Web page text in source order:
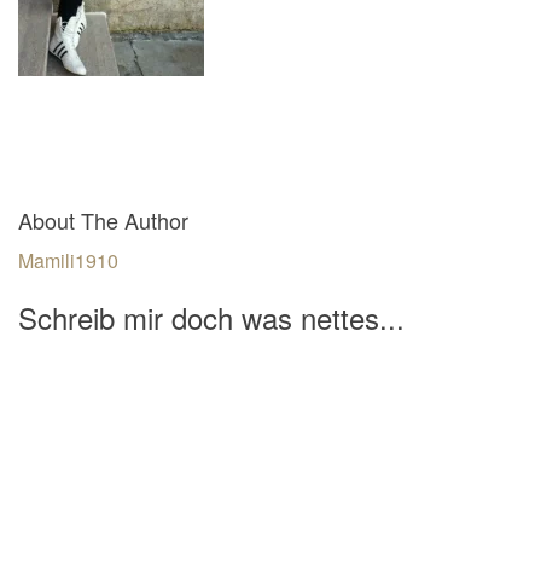
About The Author
Mamili1910
Schreib mir doch was nettes...